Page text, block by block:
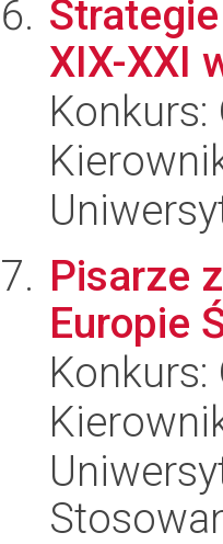
XIX-XXI
Konkurs:
Pisarze
Europie
Konkurs: